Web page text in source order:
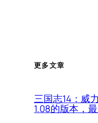
更多文章
三国志14：威
1.08的版本，